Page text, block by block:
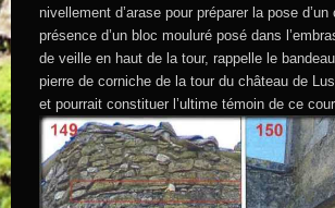
nivellement d’arase pour préparer la pose
présence d’un bloc mouluré posé dans
de veille en haut de la tour, rappelle le
pierre de corniche de la tour du château de
et pourrait constituer l’ultime témoin de ce